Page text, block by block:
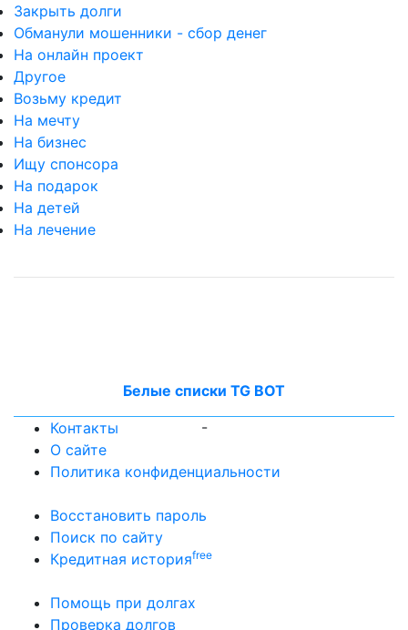
Закрыть долги
Обманули мошенники - сбор денег
На онлайн проект
Другое
Возьму кредит
На мечту
На бизнес
Ищу спонсора
На подарок
На детей
На лечение
Белые списки TG BOT
-
Контакты
О сайте
Политика конфиденциальности
Восстановить пароль
Поиск по сайту
Кредитная историяfree
Помощь при долгах
Проверка долгов